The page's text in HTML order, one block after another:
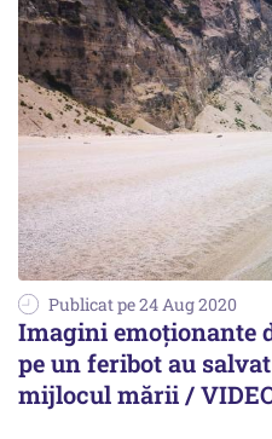
Publicat pe 24 Aug 2020
Imagini emoţionante
pe un feribot au
mijlocul mării /